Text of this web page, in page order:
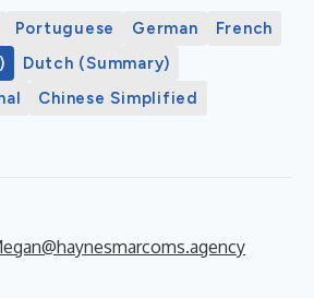
Portuguese German
French
Dutch (Summary)
Chinese Simplified